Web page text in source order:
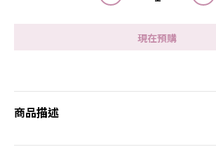
現在預購
商品描述